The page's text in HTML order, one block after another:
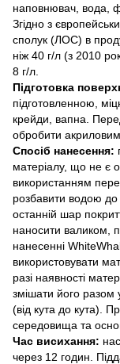
наповнювач, вода,
Згідно з
сполук (ЛОС) в
ніж 40 г/л (з 2010
8 г/л.
Підготовка
підготовленною,
крейди, вапна.
обробити
Спосіб нанесення:
матеріалу, що не є
використанням
розбавити водою до
останній шар
наносити валиком,
нанесенні
використовувати
разі наявності
змішати його разом
(від кута до кута).
середовища та
Час висихання:
через 12 годин.